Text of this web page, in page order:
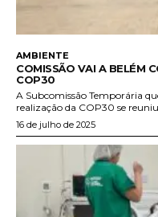
AMBIENTE
COMISSÃO VAI A BELÉM
COP30
A Subcomissão Temporária
realização da COP30 se
16 de julho de 2025